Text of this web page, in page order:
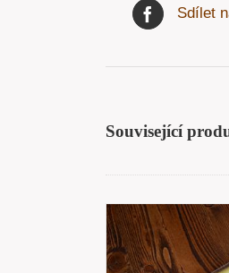
Sdílet
Související